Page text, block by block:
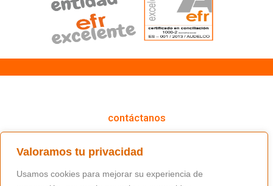
Valoramos tu privacidad
Usamos cookies para mejorar su experiencia de
contáctanos
(+34) 91 766 98 56 / fundacion@masfamilia.org
síguenos en nuestras redes sociales